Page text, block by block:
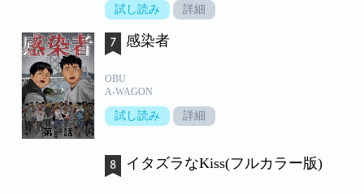
試し読み 詳細
感染者
OBU
A-WAGON
試し読み 詳細
イタズラなKiss(フルカラー版)